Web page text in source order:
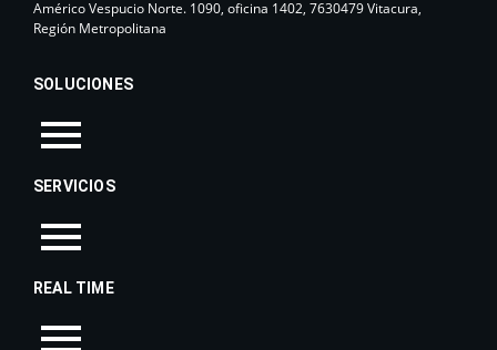
Américo Vespucio Norte. 1090, oficina 1402, 7630479 Vitacura,
Región Metropolitana
SOLUCIONES
SERVICIOS
REAL TIME